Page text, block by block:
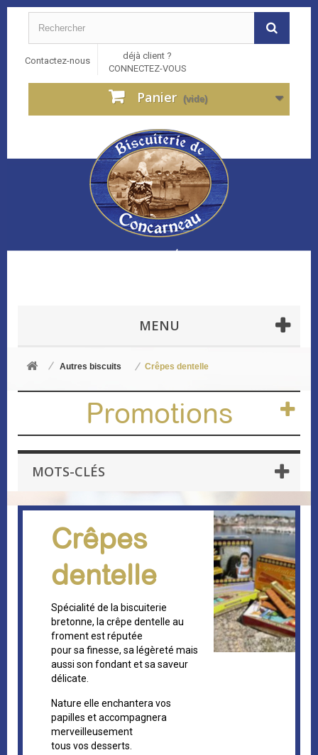
Contactez-nous
déjà client ?
CONNECTEZ-VOUS
Panier (vide)
MENU
Autres biscuits Crêpes dentelle
Promotions
MOTS-CLÉS
Crêpes
dentelle
Spécialité de la biscuiterie
bretonne, la crêpe dentelle au
froment est réputée
pour sa finesse, sa légèreté mais
aussi son fondant et sa saveur
délicate.
Nature elle enchantera vos
papilles etaccompagnera
merveilleusement
tous vos desserts.